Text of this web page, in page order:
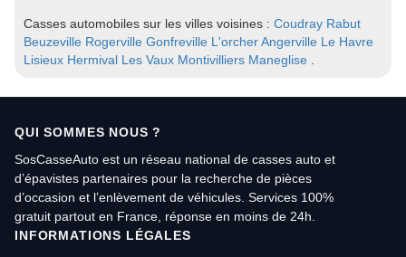
Casses automobiles sur les villes voisines : Coudray Rabut
Beuzeville Rogerville Gonfreville L'orcherAngerville Le Havre
Lisieux Hermival Les Vaux Montivilliers Maneglise
QUI SOMMES NOUS ?
SosCasseAuto est un réseau national de casses auto et
d’épavistes partenaires pour la recherche de pièces
d’occasion et l’enlèvement de véhicules. Services 100%
gratuit partout en France, réponse en moins de 24h.
INFORMATIONS LÉGALES